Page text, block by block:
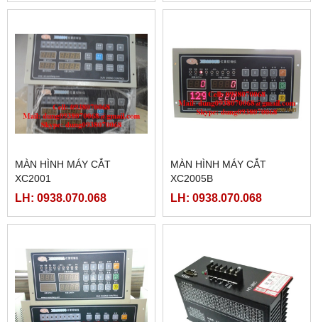
MÀN HÌNH MÁY CẮT
XC2001
LH: 0938.070.068
MÀN HÌNH MÁY CẮT
XC2005B
LH: 0938.070.068